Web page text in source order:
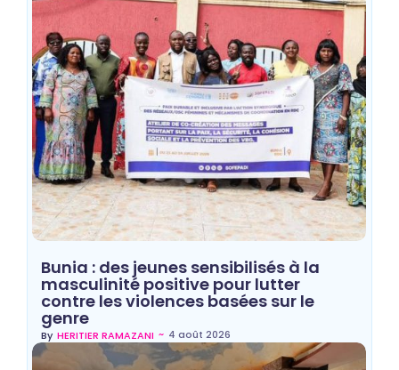
Bunia : des jeunes sensibilisés à la
masculinité positive pour lutter
contre les violences basées sur le
genre
By HERITIER RAMAZANI ~ 4 août 2026